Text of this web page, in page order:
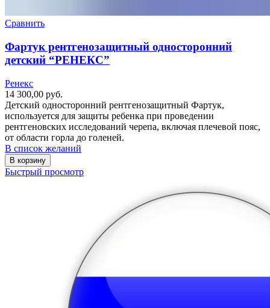
Сравнить
Фартук рентгенозащитный односторонний
детский “РЕНЕКС”
Ренекс
14 300,00 руб.
Детский односторонний рентгенозащитный Фартук,
используется для защиты ребенка при проведении
рентгеновских исследований черепа, включая плечевой пояс,
от области горла до голеней.
В список желаний
В корзину
Быстрый просмотр